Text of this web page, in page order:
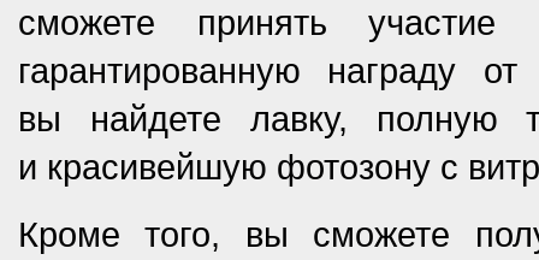
сможете принять
гарантированную награду
вы найдете лавку, полную
и красивейшую фотозону с
Кроме того, вы сможете